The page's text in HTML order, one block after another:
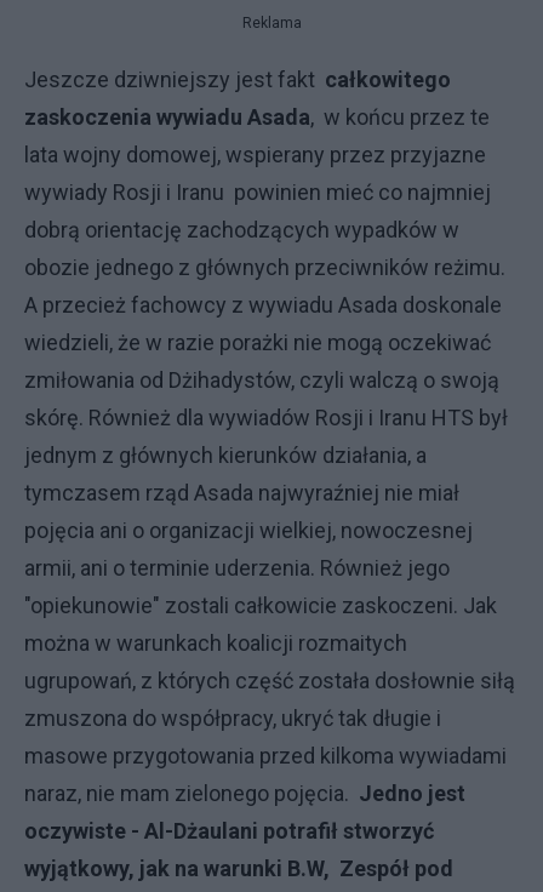
Reklama
Jeszcze dziwniejszy jest fakt całkowitego
zaskoczenia wywiadu Asada, w końcu przez te
lata wojny domowej, wspierany przez przyjazne
wywiady Rosji i Iranu powinien mieć co najmniej
dobrą orientację zachodzących wypadków w
obozie jednego z głównych przeciwników reżimu.
A przecież fachowcy z wywiadu Asada doskonale
wiedzieli, że w razie porażki nie mogą oczekiwać
zmiłowania od Dżihadystów, czyli walczą o swoją
skórę. Również dla wywiadów Rosji i Iranu HTS był
jednym z głównych kierunków działania, a
tymczasem rząd Asada najwyraźniej nie miał
pojęcia ani o organizacji wielkiej, nowoczesnej
armii, ani o terminie uderzenia. Również jego
"opiekunowie" zostali całkowicie zaskoczeni. Jak
można w warunkach koalicji rozmaitych
ugrupowań, z których część została dosłownie siłą
zmuszona do współpracy, ukryć tak długie i
masowe przygotowania przed kilkoma wywiadami
naraz, nie mam zielonego pojęcia. Jedno jest
oczywiste - Al-Dżaulani potrafił stworzyć
wyjątkowy, jak na warunki B.W, Zespół pod